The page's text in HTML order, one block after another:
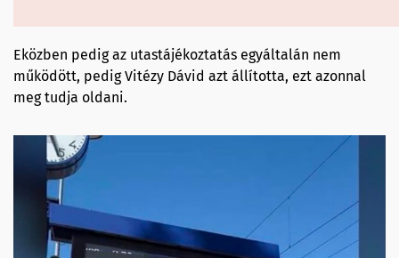
Eközben pedig az utastájékoztatás egyáltalán nem
működött, pedig Vitézy Dávid azt állította, ezt azonnal
meg tudja oldani.